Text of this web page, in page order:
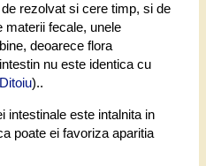
rezolvat si cere timp, si de
materii fecale, unele
deoarece flora
nu este identica cu
)..
intestinale este intalnita in
poate ei favoriza aparitia